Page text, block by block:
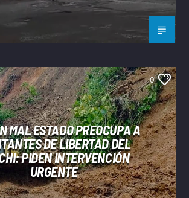
0
MAL ESTADO PREOCUPA A
DE LIBERTAD DEL
PIDEN INTERVENCIÓN
URGENTE